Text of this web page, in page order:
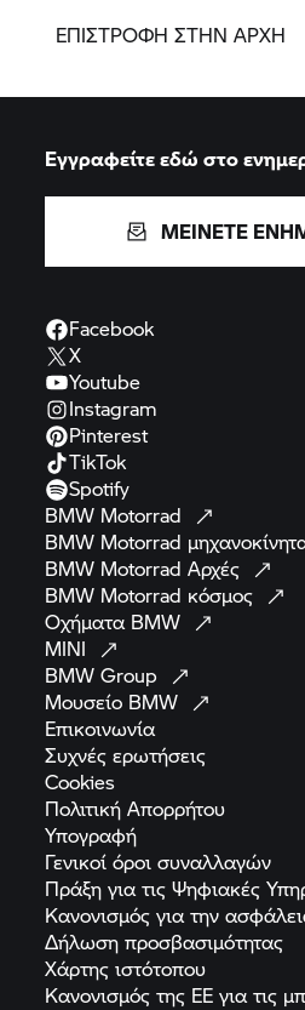
ΕΠΙΣΤΡΟΦΗ ΣΤΗΝ ΑΡΧΗ
Εγγραφείτε εδώ στο
ΜΕΙΝΕΤΕ
Facebook
X
Youtube
Instagram
Pinterest
TikTok
Spotify
BMW Motorrad
BMW Motorrad
BMW Motorrad Αρχές
BMW Motorrad κόσμος
Οχήματα BMW
MINI
BMWGroup
Μουσείο BMW
Επικοινωνία
Συχνέςερωτήσεις
Cookies
ΠολιτικήΑπορρήτου
Υπογραφή
Γενικοί όροισυναλλαγών
Πράξη για τις Ψηφιακές
Κανονισμός για την
Δήλωσηπροσβασιμότητας
Χάρτηςιστότοπου
Κανονισμός της ΕΕ για τις